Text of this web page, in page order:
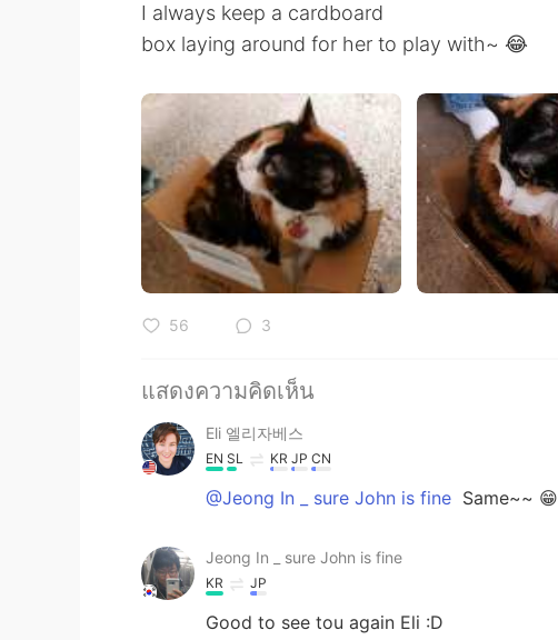
I always keep a cardboard
box laying around for her to play with~ 😂
56 3
แสดงความคิดเห็น
Eli 엘리자베스
EN SL KR JP CN
@Jeong In _ sure John is fine Same~~ 😁
Jeong In _ sure John is fine
KR JP
Good to see tou again Eli :D